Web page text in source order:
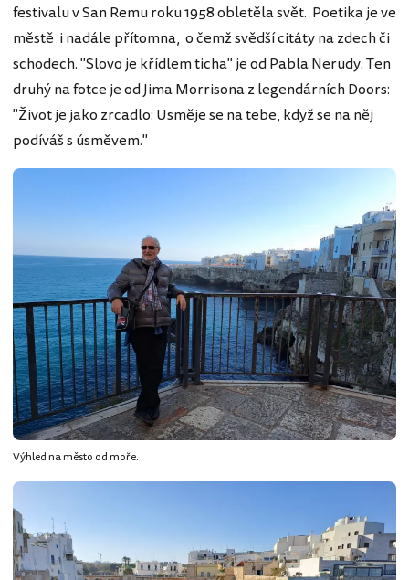
festivalu v San Remu roku 1958 obletěla svět. Poetika je ve
městě i nadále přítomna, o čemž svědší citáty na zdech či
schodech. "Slovo je křídlem ticha" je od Pabla Nerudy. Ten
druhý na fotce je od Jima Morrisona z legendárních Doors:
"Život je jako zrcadlo: Usměje se na tebe, když se na něj
podíváš s úsměvem."
Výhled na město od moře.